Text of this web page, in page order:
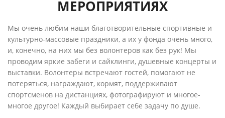
МЕРОПРИЯТИЯХ
Мы очень любим наши благотворительные спортивные и
культурно-массовые праздники, а их у фонда очень много,
и, конечно, на них мы без волонтеров как без рук! Мы
проводим яркие забеги и сайклинги, душевные концерты и
выставки. Волонтеры встречают гостей, помогают не
потеряться, награждают, кормят, поддерживают
спортсменов на дистанциях, фотографируют и многое-
многое другое! Каждый выбирает себе задачу по душе.